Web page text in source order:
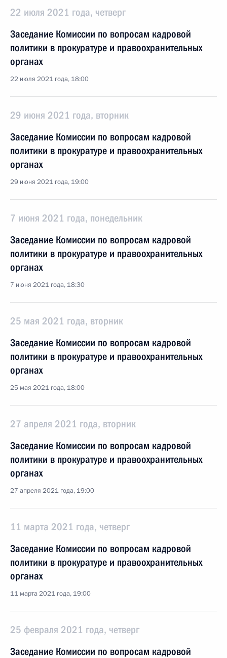
22 июля 2021 года, четверг
Заседание Комиссии по вопросам кадровой
политики в прокуратуре и правоохранительных
органах
22 июля 2021 года, 18:00
29 июня 2021 года, вторник
Заседание Комиссии по вопросам кадровой
политики в прокуратуре и правоохранительных
органах
29 июня 2021 года, 19:00
7 июня 2021 года, понедельник
Заседание Комиссии по вопросам кадровой
политики в прокуратуре и правоохранительных
органах
7 июня 2021 года, 18:30
25 мая 2021 года, вторник
Заседание Комиссии по вопросам кадровой
политики в прокуратуре и правоохранительных
органах
25 мая 2021 года, 18:00
27 апреля 2021 года, вторник
Заседание Комиссии по вопросам кадровой
политики в прокуратуре и правоохранительных
органах
27 апреля 2021 года, 19:00
11 марта 2021 года, четверг
Заседание Комиссии по вопросам кадровой
политики в прокуратуре и правоохранительных
органах
11 марта 2021 года, 19:00
25 февраля 2021 года, четверг
Заседание Комиссии по вопросам кадровой